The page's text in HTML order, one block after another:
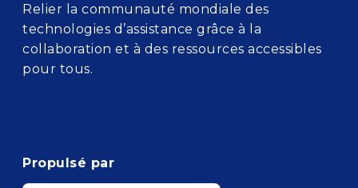
Relier la communauté mondiale des
technologies d’assistance grâce à la
collaboration et à des ressources accessibles
pour tous.
Propulsé par